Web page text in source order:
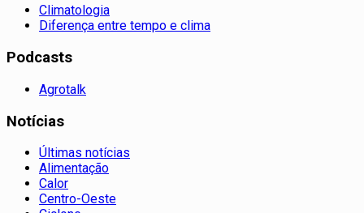
Climatologia
Diferença entre tempo e clima
Podcasts
Agrotalk
Notícias
Últimas notícias
Alimentação
Calor
Centro-Oeste